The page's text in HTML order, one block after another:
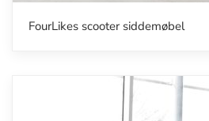
FourLikes scooter siddemøbel